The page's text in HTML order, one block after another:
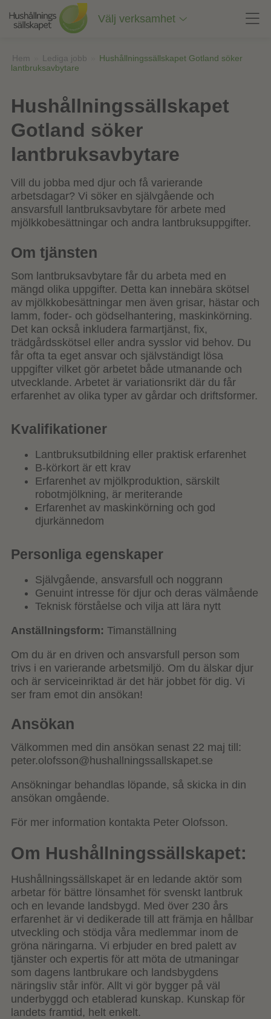
innehåll
Välj verksamhet
Hem Lediga jobb
Hushållningssällskapet Gotland söker
lantbruksavbytare
Hushållningssällskapet
Gotland söker
lantbruksavbytare
Vill du jobba med djur och få varierande
arbetsdagar? Vi söker en självgående och
ansvarsfull lantbruksavbytare för arbete med
mjölkkobesättningar och andra lantbruksuppgifter.
Om tjänsten
Som lantbruksavbytare får du arbeta med en
mängd olika uppgifter. Detta kan innebära skötsel
av mjölkkobesättningar men även grisar, hästar och
lamm, foder- och gödselhantering, maskinkörning.
Det kan också inkludera farmartjänst, fix,
trädgårdsskötsel eller andra sysslor vid behov. Du
får ofta ta eget ansvar och självständigt lösa
uppgifter vilket gör arbetet både utmanande och
utvecklande. Arbetet är variationsrikt där du får
erfarenhet av olika typer av gårdar och driftsformer.
Kvalifikationer
Lantbruksutbildning eller praktisk erfarenhet
B-körkort är ett krav
Erfarenhet av mjölkproduktion, särskilt
robotmjölkning, är meriterande
Erfarenhet av maskinkörning och god
djurkännedom
Personliga egenskaper
Självgående, ansvarsfull och noggrann
Genuint intresse för djur och deras välmående
Teknisk förståelse och vilja att lära nytt
Anställningsform: Timanställning
Om du är en driven och ansvarsfull person som
trivs i en varierande arbetsmiljö. Om du älskar djur
och är serviceinriktad är det här jobbet för dig. Vi
ser fram emot din ansökan!
Ansökan
Välkommen med din ansökan senast 22 maj till:
peter.olofsson@hushallningssallskapet.se
Ansökningar behandlas löpande, så skicka in din
ansökan omgående.
För mer information kontakta Peter Olofsson.
Om Hushållningssällskapet:
Hushållningssällskapet är en ledande aktör som
arbetar för bättre lönsamhet för svenskt lantbruk
och en levande landsbygd. Med över 230 års
erfarenhet är vi dedikerade till att främja en hållbar
utveckling och stödja våra medlemmar inom de
gröna näringarna. Vi erbjuder en bred palett av
tjänster och expertis för att möta de utmaningar
som dagens lantbrukare och landsbygdens
näringsliv står inför. Allt vi gör bygger på väl
underbyggd och etablerad kunskap. Kunskap för
landets framtid, helt enkelt.